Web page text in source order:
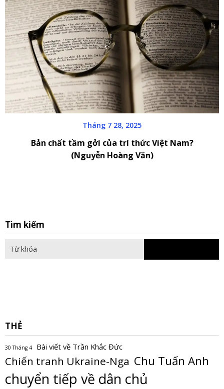
Tháng 7 28, 2025
Bản chất tầm gởi của trí thức Việt Nam?
(Nguyễn Hoàng Văn)
Tìm kiếm
THẺ
30 Tháng 4 Bài viết về Trần Khắc Đức
Chiến tranh Ukraine-Nga Chu Tuấn Anh
chuyển tiếp về dân chủ